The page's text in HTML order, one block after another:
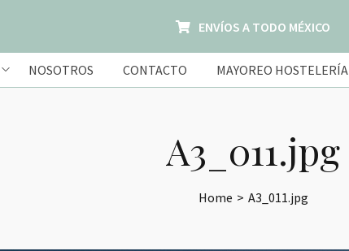
ENVÍOS A TODO MÉXICO
NOSOTROS CONTACTO MAYOREO HOSTELERÍA
A3_011.jpg
Home > A3_011.jpg